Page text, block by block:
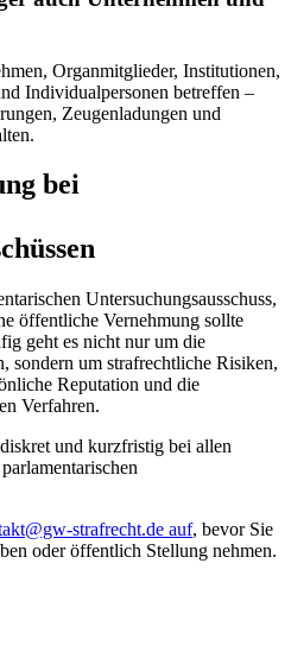
Organmitglieder, Institutionen,
Individualpersonen betreffen –
Zeugenladungen und
bei
Untersuchungsausschuss,
öffentliche Vernehmung sollte
geht es nicht nur um die
sondern um strafrechtliche Risiken,
Reputation und die
Verfahren.
und kurzfristig bei allen
strafrecht.de auf, bevor Sie
oder öffentlich Stellung nehmen.